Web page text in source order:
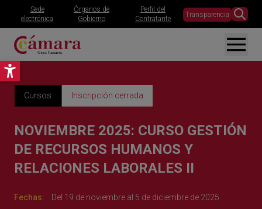
Abrir barra de herramientas
Sede
electrónica
Órganos de
Gobierno
Perfil del
Contratante
Transparencia
Cursos Inscripción cerrada
NOVIEMBRE 2025: CURSO GESTIÓN
DE RECURSOS HUMANOS Y
RELACIONES LABORALES II
Fechas:
Del 19 de noviembre al 5 de diciembre de 2025